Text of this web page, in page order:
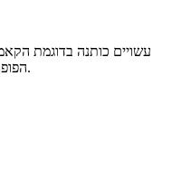
הפופולרית. מעוצבים עם כיסי צד ולוגו עשוי גומי.